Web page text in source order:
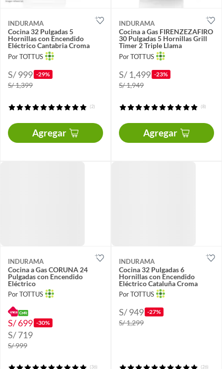
INDURAMA
Cocina 32 Pulgadas 5
Hornillas con Encendido
Eléctrico Cantabria Croma
Por TOTTUS
S/ 999 -29%
S/ 1,399
(2)
Agregar
INDURAMA
Cocina a Gas FIRENZEZAFIRO
30 Pulgadas 5 Hornillas Grill
Timer 2 Triple Llama
Por TOTTUS
S/ 1,499 -23%
S/ 1,949
(8)
Agregar
INDURAMA
Cocina a Gas CORUNA 24
Pulgadas con Encendido
Eléctrico
Por TOTTUS
S/ 699 -30%
S/ 719
S/ 999
(36)
INDURAMA
Cocina 32 Pulgadas 6
Hornillas con Encendido
Eléctrico Cataluña Croma
Por TOTTUS
S/ 949 -27%
S/ 1,299
(26)